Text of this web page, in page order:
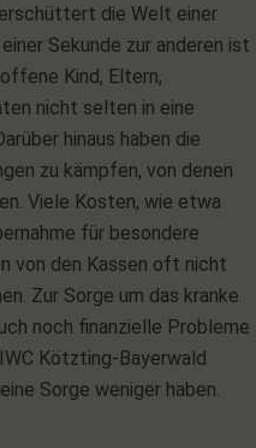
die Welt einer
Sekunde zur anderen ist
Kind, Eltern,
nicht selten in eine
hinaus haben die
zu kämpfen, von denen
Viele Kosten, wie etwa
für besondere
von den Kassen oft nicht
Zur Sorge um das kranke
noch finanzielle Probleme
Kötzting-Bayerwald
Sorge weniger haben.